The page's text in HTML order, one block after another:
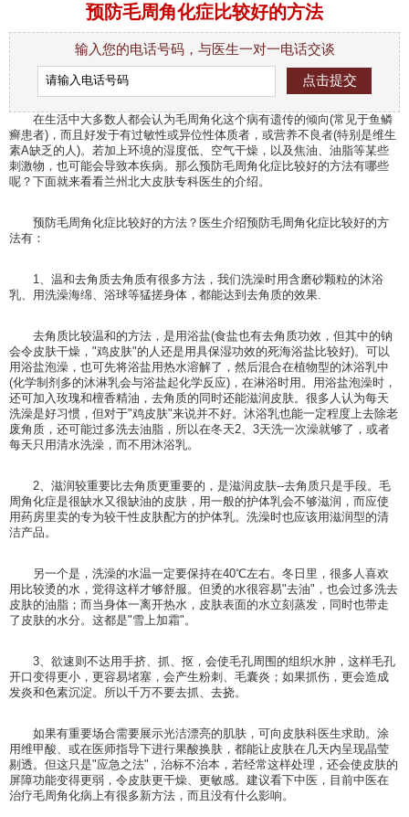
预防毛周角化症比较好的方法
输入您的电话号码，与医生一对一电话交谈
在生活中大多数人都会认为毛周角化这个病有遗传的倾向(常见于鱼鳞
癣患者)，而且好发于有过敏性或异位性体质者，或营养不良者(特别是维生
素A缺乏的人)。若加上环境的湿度低、空气干燥，以及焦油、油脂等某些
刺激物，也可能会导致本疾病。那么预防毛周角化症比较好的方法有哪些
呢？下面就来看看兰州北大皮肤专科医生的介绍。
预防毛周角化症比较好的方法？医生介绍预防毛周角化症比较好的方
法有：
1、温和去角质去角质有很多方法，我们洗澡时用含磨砂颗粒的沐浴
乳、用洗澡海绵、浴球等猛搓身体，都能达到去角质的效果.
去角质比较温和的方法，是用浴盐(食盐也有去角质功效，但其中的钠
会令皮肤干燥，"鸡皮肤"的人还是用具保湿功效的死海浴盐比较好)。可以
用浴盐泡澡，也可先将浴盐用热水溶解了，然后混合在植物型的沐浴乳中
(化学制剂多的沐淋乳会与浴盐起化学反应)，在淋浴时用。用浴盐泡澡时，
还可加入玫瑰和檀香精油，去角质的同时还能滋润皮肤。很多人认为每天
洗澡是好习惯，但对于"鸡皮肤"来说并不好。沐浴乳也能一定程度上去除老
废角质，还可能过多洗去油脂，所以在冬天2、3天洗一次澡就够了，或者
每天只用清水洗澡，而不用沐浴乳。
2、滋润较重要比去角质更重要的，是滋润皮肤--去角质只是手段。毛
周角化症是很缺水又很缺油的皮肤，用一般的护体乳会不够滋润，而应使
用药房里卖的专为较干性皮肤配方的护体乳。洗澡时也应该用滋润型的清
洁产品。
另一个是，洗澡的水温一定要保持在40℃左右。冬日里，很多人喜欢
用比较烫的水，觉得这样才够舒服。但烫的水很容易"去油"，也会过多洗去
皮肤的油脂；而当身体一离开热水，皮肤表面的水立刻蒸发，同时也带走
了皮肤的水分。这都是"雪上加霜"。
3、欲速则不达用手挤、抓、抠，会使毛孔周围的组织水肿，这样毛孔
开口变得更小，更容易堵塞，会产生粉刺、毛囊炎；如果抓伤，更会造成
发炎和色素沉淀。所以千万不要去抓、去挠。
如果有重要场合需要展示光洁漂亮的肌肤，可向皮肤科医生求助。涂
用维甲酸、或在医师指导下进行果酸换肤，都能让皮肤在几天内呈现晶莹
剔透。但这只是"应急之法"，治标不治本，若经常这样处理，还会使皮肤的
屏障功能变得更弱，令皮肤更干燥、更敏感。建议看下中医，目前中医在
治疗毛周角化病上有很多新方法，而且没有什么影响。